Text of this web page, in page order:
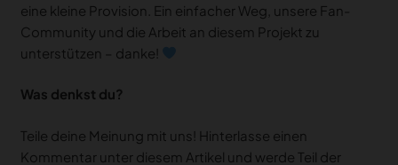
eine kleine Provision. Ein einfacher Weg, unsere Fan-
Community und die Arbeit an diesem Projekt zu
unterstützen – danke!
Was denkst du?
Teile deine Meinung mit uns! Hinterlasse einen
Kommentar unter diesem Artikel und werde Teil der